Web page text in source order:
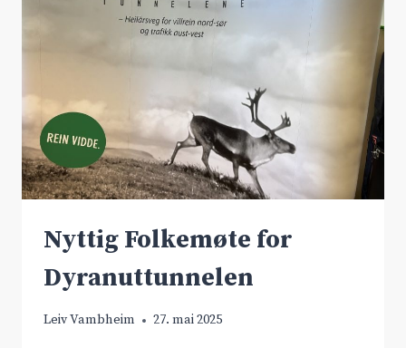
Nyttig Folkemøte for
Dyranuttunnelen
Leiv Vambheim 27. mai 2025